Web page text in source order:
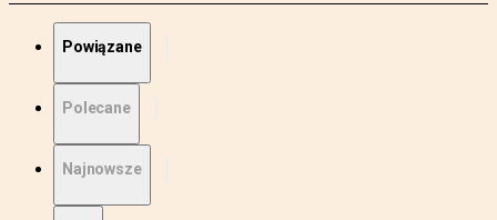
Powiązane
Polecane
Najnowsze